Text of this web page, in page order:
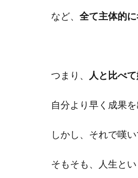
など、 全て主体的に
つまり、 人と比べ
自分より早く成果
しかし、それで嘆
そもそも、人生と